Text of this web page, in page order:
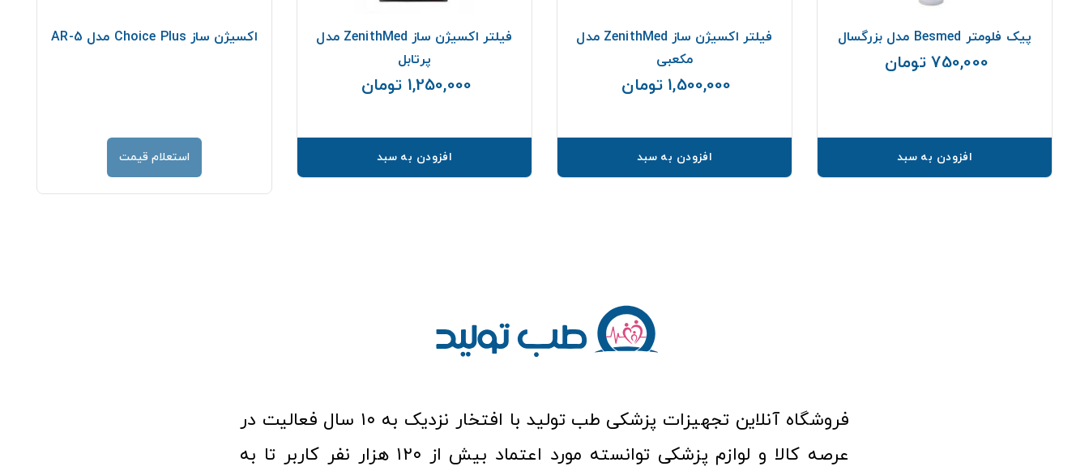
پیک فلومتر Besmed مدل بزرگسال
750,000 تومان
افزودن به سبد
فیلتر اکسیژن ساز ZenithMed مدل
مکعبی
1,500,000 تومان
افزودن به سبد
فیلتر اکسیژن ساز ZenithMed مدل
پرتابل
1,250,000 تومان
افزودن به سبد
اکسیژن ساز Choice Plus مدل AR-5
استعلام قیمت
فروشگاه آنلاین تجهیزات پزشکی طب تولید با افتخار نزدیک به ۱۰ سال فعالیت در
عرصه کالا و لوازم پزشکی توانسته مورد اعتماد بیش از ۱۲۰ هزار نفر کاربر تا به